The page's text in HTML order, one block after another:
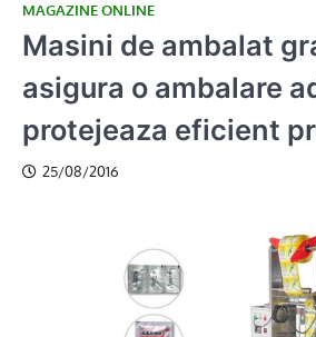
MAGAZINE ONLINE
Masini de ambalat
asigura o ambalare
protejeaza eficient
25/08/2016